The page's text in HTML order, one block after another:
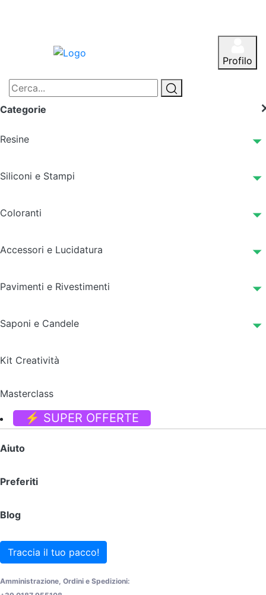
Profilo
Categorie
Resine
Siliconi e Stampi
Coloranti
Accessori e Lucidatura
Pavimenti e Rivestimenti
Saponi e Candele
Kit Creatività
Masterclass
⚡ SUPER OFFERTE
Aiuto
Preferiti
Blog
Traccia il tuo pacco!
Amministrazione, Ordini e Spedizioni: